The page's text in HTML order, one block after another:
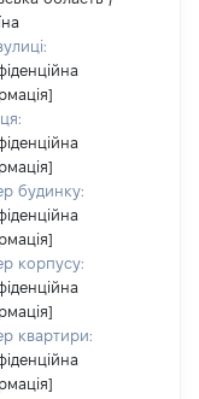
будинку:
корпусу:
квартири: